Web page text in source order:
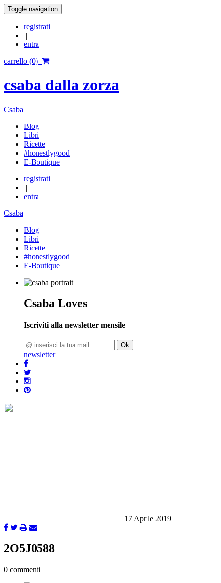
Toggle navigation
registrati
|
entra
carrello (0)
csaba dalla zorza
Csaba
Blog
Libri
Ricette
#honestlygood
E-Boutique
registrati
|
entra
Csaba
Blog
Libri
Ricette
#honestlygood
E-Boutique
Csaba Loves
Iscriviti alla newsletter mensile
Ok
newsletter
17 Aprile 2019
2O5J0588
0 commenti